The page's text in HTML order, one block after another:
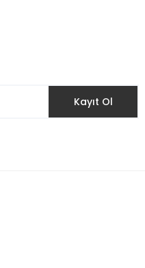
Kayıt Ol